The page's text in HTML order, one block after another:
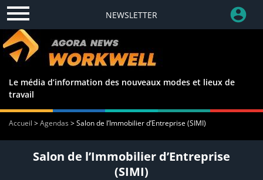
NEWSLETTER
Le média d’information des nouveaux modes et lieux de
travail
Accueil >Agendas>Salon de l’Immobilier d’Entreprise (SIMI)
Salon de l’Immobilier d’Entreprise
(SIMI)